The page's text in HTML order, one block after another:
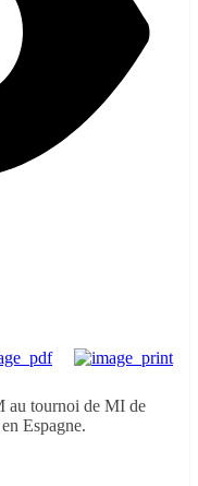
au tournoi de MI de
Espagne.